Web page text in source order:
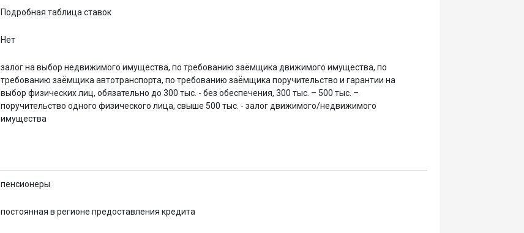
Подробная таблица ставок
Нет
залог на выбор недвижимого имущества, по требованию заёмщика движимого имущества, по
требованию заёмщика автотранспорта, по требованию заёмщика поручительство и гарантии на
выбор физических лиц, обязательно до 300 тыс. - без обеспечения, 300 тыс. – 500 тыс. –
поручительство одного физического лица, свыше 500 тыс. - залог движимого/недвижимого
имущества
пенсионеры
постоянная в регионе предоставления кредита